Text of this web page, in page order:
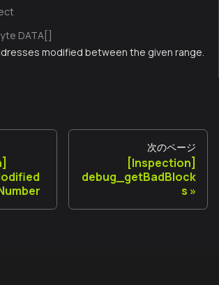
DATA[]
modified between the given range.
次のページ
[Inspection]
debug_getBadBlock
s